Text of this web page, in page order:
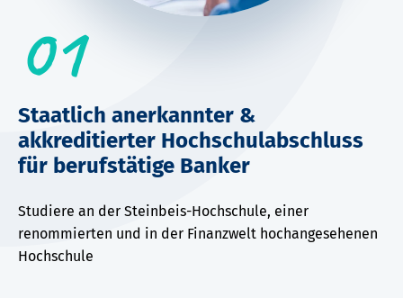
01
Staatlich anerkannter &
akkreditierter Hochschulabschluss
für berufstätige Banker
Studiere an der Steinbeis-Hochschule, einer
renommierten und in der Finanzwelt hochangesehenen
Hochschule